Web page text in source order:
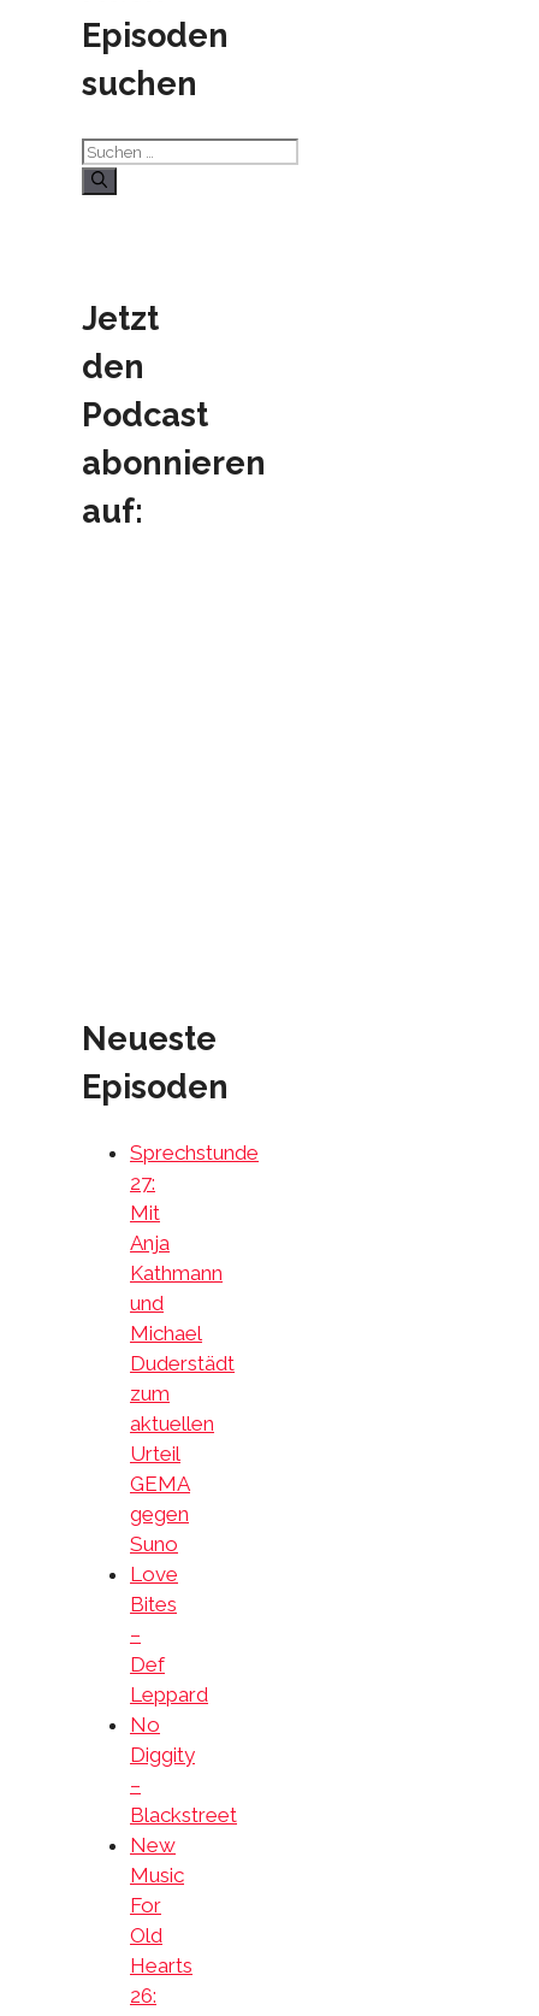
Episoden
suchen
Suchen
nach:
Jetzt
den
Podcast
abonnieren
auf:
Neueste
Episoden
Sprechstunde
27:
Mit
Anja
Kathmann
und
Michael
Duderstädt
zum
aktuellen
Urteil
GEMA
gegen
Suno
Love
Bites
–
Def
Leppard
No
Diggity
–
Blackstreet
New
Music
For
Old
Hearts
26: